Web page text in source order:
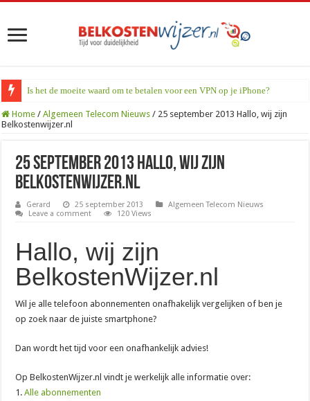
Is het de moeite waard om te betalen voor een VPN op je iPhone?
Home / Algemeen Telecom Nieuws / 25 september 2013 Hallo, wij zijn
Belkostenwijzer.nl
25 september 2013 Hallo, wij zijn
Belkostenwijzer.nl
Gerard 25 september 2013
Algemeen Telecom Nieuws
Leave a comment
120 Views
Hallo, wij zijn
BelkostenWijzer.nl
Wil je alle telefoon abonnementen onafhakelijk vergelijken of ben je
op zoek naar de juiste smartphone?
Dan wordt het tijd voor een onafhankelijk advies!
Op BelkostenWijzer.nl vindt je werkelijk alle informatie over:
1.Alle abonnementen